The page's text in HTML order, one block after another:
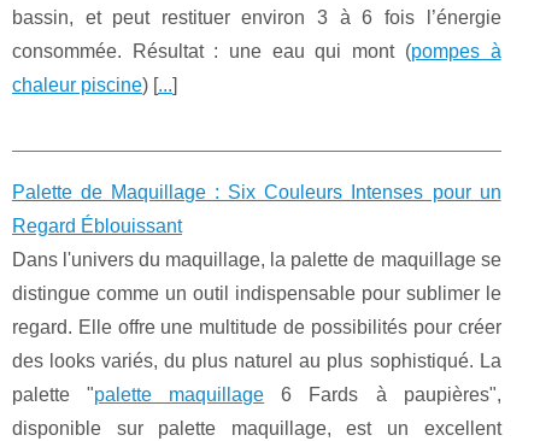
bassin, et peut restituer environ 3 à 6 fois l’énergie
consommée. Résultat : une eau qui mont (pompes à
chaleur piscine) [...]
Palette de Maquillage : Six Couleurs Intenses pour un
Regard Éblouissant
Dans l'univers du maquillage, la palette de maquillage se
distingue comme un outil indispensable pour sublimer le
regard. Elle offre une multitude de possibilités pour créer
des looks variés, du plus naturel au plus sophistiqué. La
palette "palette maquillage 6 Fards à paupières",
disponible sur palette maquillage, est un excellent